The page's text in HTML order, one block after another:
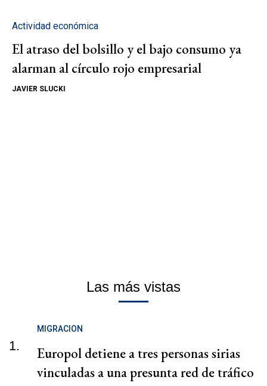
Actividad económica
El atraso del bolsillo y el bajo consumo ya
alarman al círculo rojo empresarial
JAVIER SLUCKI
Las más vistas
1.
MIGRACION
Europol detiene a tres personas sirias
vinculadas a una presunta red de tráfico